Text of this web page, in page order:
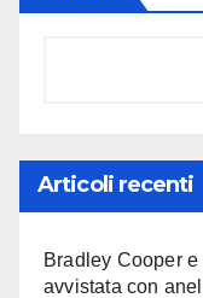
Articoli recenti
Bradley Cooper
avvistata con